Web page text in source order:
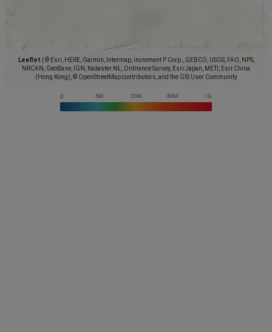
Leaflet
© Esri, HERE, Garmin, Intermap, increment P Corp., GEBCO, USGS, FAO, NPS,
NRCAN, GeoBase, IGN, Kadaster NL, Ordnance Survey, Esri Japan, METI, Esri China
(Hong Kong), © OpenStreetMap contributors, and the GIS User Community